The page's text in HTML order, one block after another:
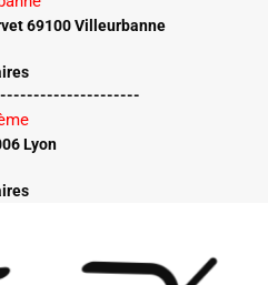
69100 Villeurbanne
Lyon